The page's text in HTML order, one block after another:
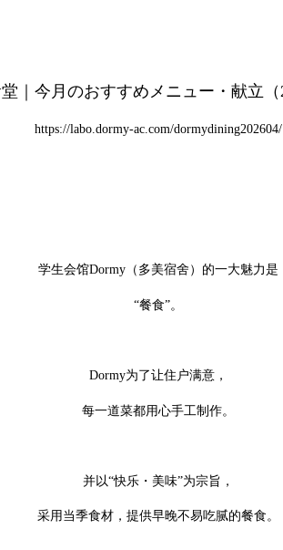
https://labo.dormy-ac.com/dormydining202604/
学生会馆Dormy（多美宿舍）的一大魅力是
“餐食”。
Dormy为了让住户满意，
每一道菜都用心手工制作。
并以“快乐・美味”为宗旨，
采用当季食材，提供早晚不易吃腻的餐食。